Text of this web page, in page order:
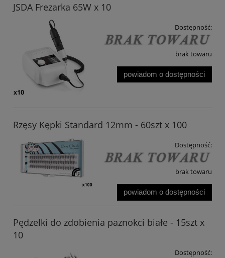
JSDA Frezarka 65W x 10
Dostępność:
brak towaru
powiadom o dostępności
Rzęsy Kępki Standard 12mm - 60szt x 100
Dostępność:
brak towaru
powiadom o dostępności
Pędzelki do zdobienia paznokci białe - 15szt x
10
Dostępność: